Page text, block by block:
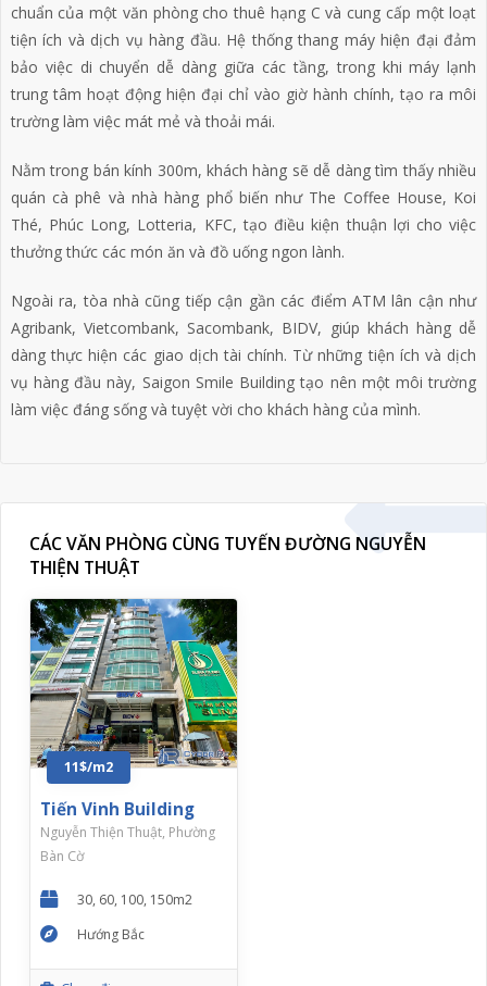
chuẩn của một văn phòng cho thuê hạng C và cung cấp một loạt
tiện ích và dịch vụ hàng đầu. Hệ thống thang máy hiện đại đảm
bảo việc di chuyển dễ dàng giữa các tầng, trong khi máy lạnh
trung tâm hoạt động hiện đại chỉ vào giờ hành chính, tạo ra môi
trường làm việc mát mẻ và thoải mái.
Nằm trong bán kính 300m, khách hàng sẽ dễ dàng tìm thấy nhiều
quán cà phê và nhà hàng phổ biến như The Coffee House, Koi
Thé, Phúc Long, Lotteria, KFC, tạo điều kiện thuận lợi cho việc
thưởng thức các món ăn và đồ uống ngon lành.
Ngoài ra, tòa nhà cũng tiếp cận gần các điểm ATM lân cận như
Agribank, Vietcombank, Sacombank, BIDV, giúp khách hàng dễ
dàng thực hiện các giao dịch tài chính. Từ những tiện ích và dịch
vụ hàng đầu này, Saigon Smile Building tạo nên một môi trường
làm việc đáng sống và tuyệt vời cho khách hàng của mình.
CÁC VĂN PHÒNG CÙNG TUYẾN ĐƯỜNG NGUYỄN
THIỆN THUẬT
11$/m2
Tiến Vinh Building
Nguyễn Thiện Thuật, Phường
Bàn Cờ
30, 60, 100, 150m2
Hướng Bắc